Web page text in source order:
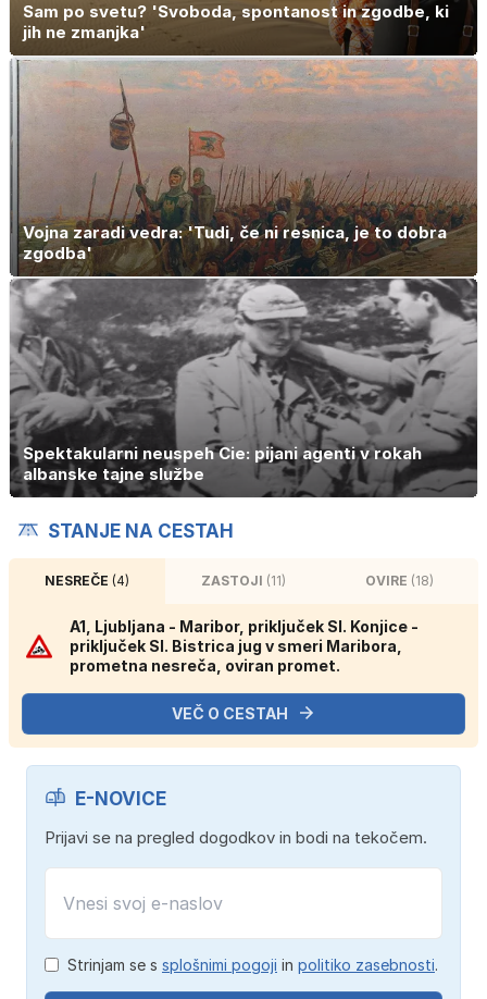
Sam po svetu? 'Svoboda, spontanost in zgodbe, ki
jih ne zmanjka'
Vojna zaradi vedra: 'Tudi, če ni resnica, je to dobra
zgodba'
Spektakularni neuspeh Cie: pijani agenti v rokah
albanske tajne službe
STANJE NA CESTAH
NESREČE (4) ZASTOJI (11) OVIRE (18)
A1, Ljubljana - Maribor, priključek Sl. Konjice -
priključek Sl. Bistrica jug v smeri Maribora,
prometna nesreča, oviran promet.
VEČ O CESTAH
E-NOVICE
Prijavi se na pregled dogodkov in bodi na tekočem.
Strinjam se s splošnimi pogoji in politiko zasebnosti.